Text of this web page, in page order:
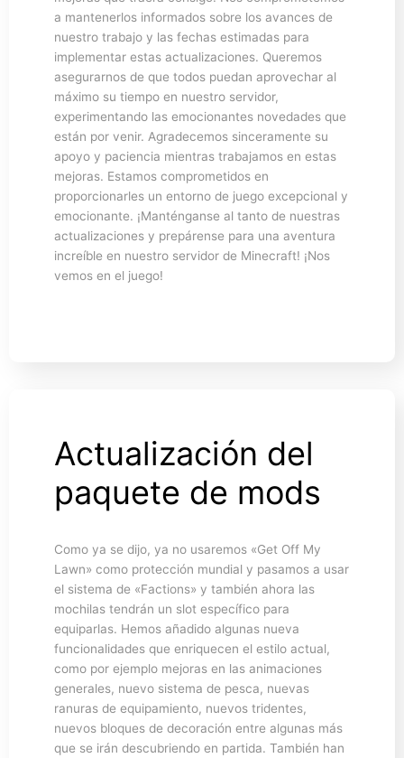
a mantenerlos informados sobre los avances de
nuestro trabajo y las fechas estimadas para
implementar estas actualizaciones. Queremos
asegurarnos de que todos puedan aprovechar al
máximo su tiempo en nuestro servidor,
experimentando las emocionantes novedades que
están por venir. Agradecemos sinceramente su
apoyo y paciencia mientras trabajamos en estas
mejoras. Estamos comprometidos en
proporcionarles un entorno de juego excepcional y
emocionante. ¡Manténganse al tanto de nuestras
actualizaciones y prepárense para una aventura
increíble en nuestro servidor de Minecraft! ¡Nos
vemos en el juego!
Actualización del
paquete de mods
Como ya se dijo, ya no usaremos «Get Off My
Lawn» como protección mundial y pasamos a usar
el sistema de «Factions» y también ahora las
mochilas tendrán un slot específico para
equiparlas. Hemos añadido algunas nueva
funcionalidades que enriquecen el estilo actual,
como por ejemplo mejoras en las animaciones
generales, nuevo sistema de pesca, nuevas
ranuras de equipamiento, nuevos tridentes,
nuevos bloques de decoración entre algunas más
que se irán descubriendo en partida. También han